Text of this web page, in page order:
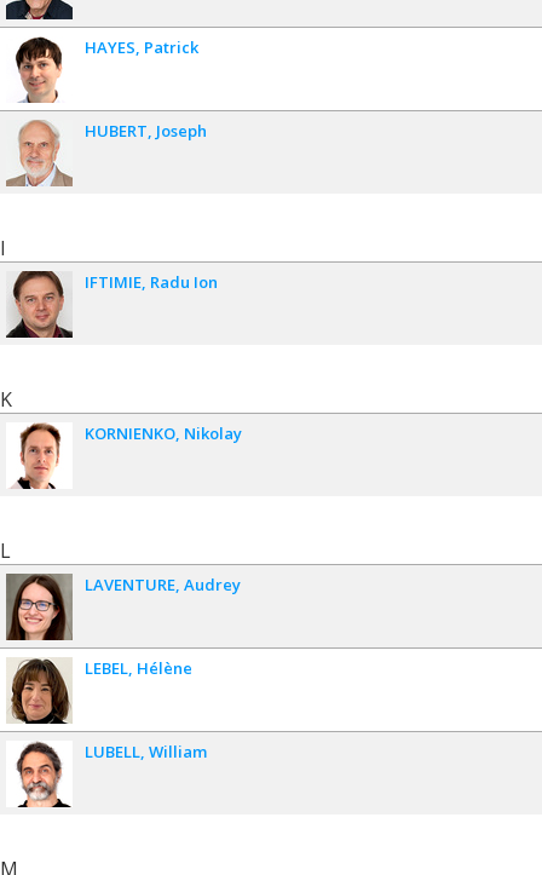
HAYES Patrick
HUBERT Joseph
I
IFTIMIE Radu Ion
K
KORNIENKO Nikolay
L
LAVENTURE Audrey
LEBEL Hélène
LUBELL William
M